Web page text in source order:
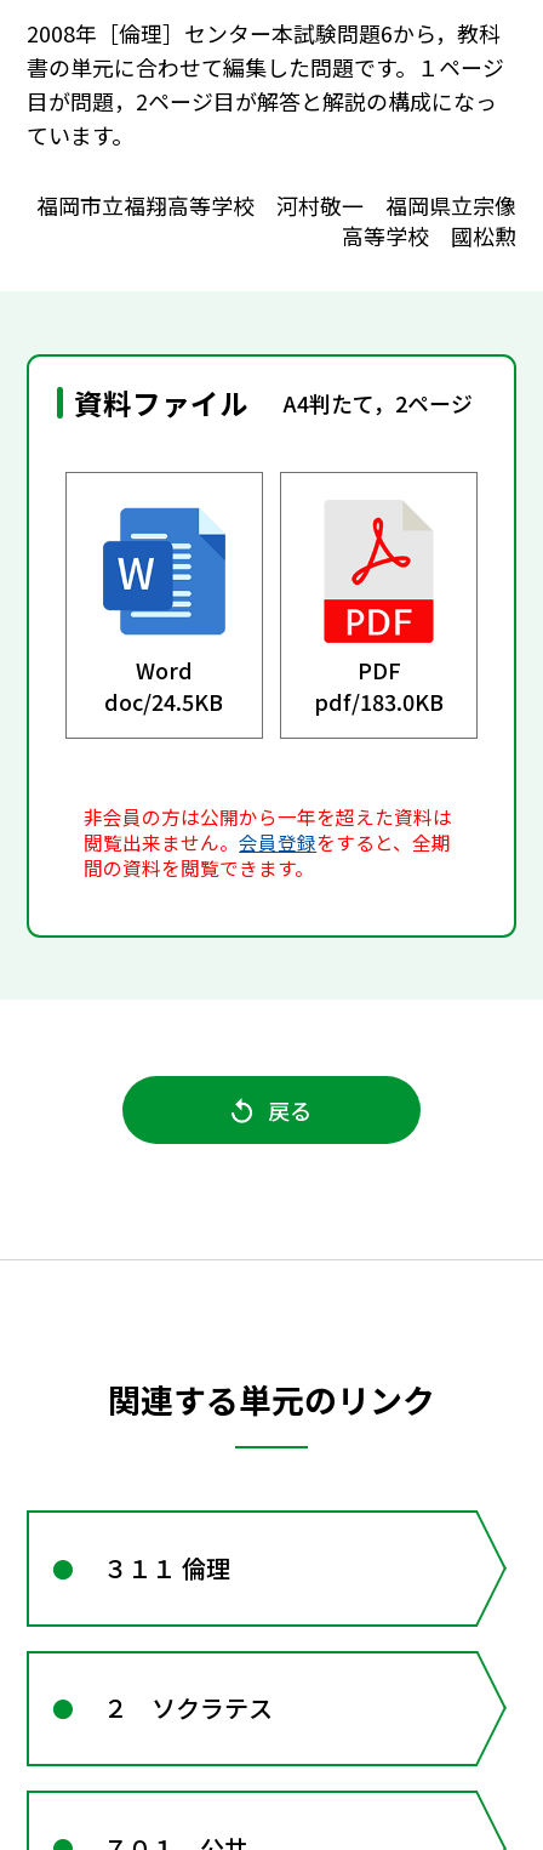
2008年［倫理］センター本試験問題6から，教科
書の単元に合わせて編集した問題です。１ページ
目が問題，2ページ目が解答と解説の構成になっ
ています。
福岡市立福翔高等学校 河村敬一 福岡県立宗像
高等学校 國松勲
資料ファイル A4判たて，2ページ
Word
doc/24.5KB
PDF
pdf/183.0KB
非会員の方は公開から一年を超えた資料は
閲覧出来ません。会員登録をすると、全期
間の資料を閲覧できます。
戻る
関連する単元のリンク
３１１ 倫理
２ ソクラテス